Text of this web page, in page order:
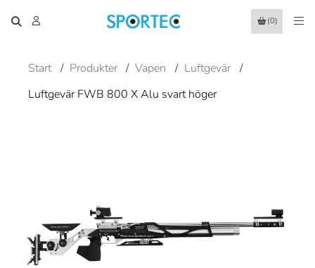
(0)
Start / Produkter / Vapen / Luftgevär /
Luftgevär FWB 800 X Alu svart höger